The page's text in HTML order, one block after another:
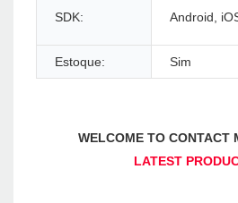
SDK: Android,
Estoque: Sim